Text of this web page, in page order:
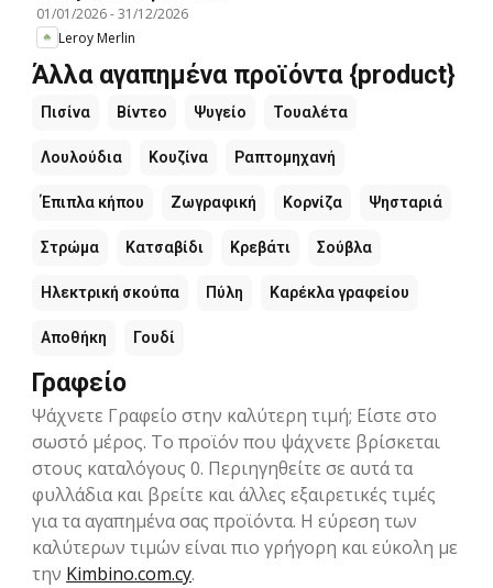
01/01/2026-31/12/2026
Leroy Merlin
Άλλα αγαπημένα προϊόντα {product}
Πισίνα Βίντεο Ψυγείο Τουαλέτα
Λουλούδια Κουζίνα Ραπτομηχανή
Έπιπλα κήπου Ζωγραφική Κορνίζα Ψησταριά
Στρώμα Κατσαβίδι Κρεβάτι Σούβλα
Ηλεκτρική σκούπα Πύλη Καρέκλα γραφείου
Αποθήκη Γουδί
Γραφείο
Ψάχνετε Γραφείο στην καλύτερη τιμή; Είστε στο
σωστό μέρος. Το προϊόν που ψάχνετε βρίσκεται
στους καταλόγους 0. Περιηγηθείτε σε αυτά τα
φυλλάδια και βρείτε και άλλες εξαιρετικές τιμές
για τα αγαπημένα σας προϊόντα. Η εύρεση των
καλύτερων τιμών είναι πιο γρήγορη και εύκολη με
την Kimbino.com.cy.